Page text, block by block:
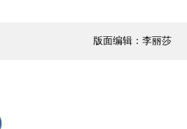
版面编辑：李丽莎